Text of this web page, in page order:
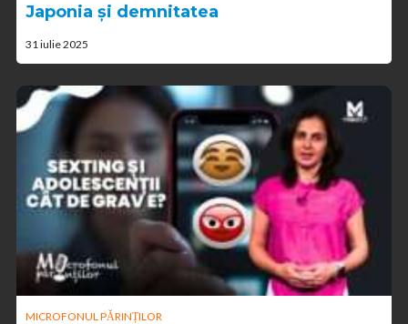
Japonia și demnitatea
31 iulie 2025
MICROFONUL PĂRINȚILOR